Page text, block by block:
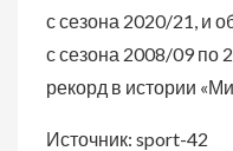
с сезона 2020/21, и
с сезона 2008/09 по
рекорд в истории
Источник: sport-42